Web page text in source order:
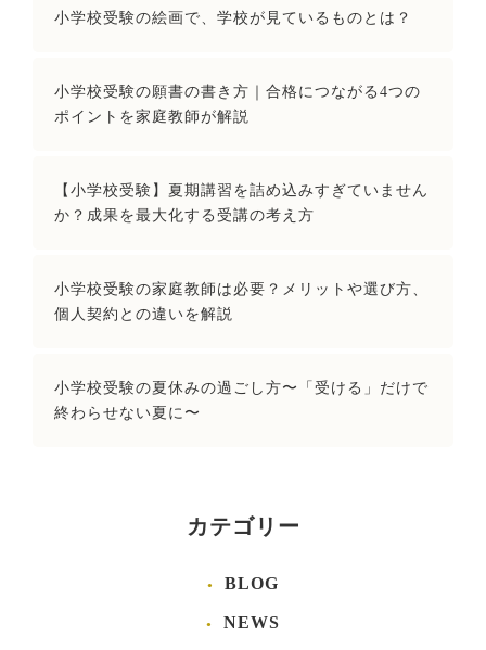
小学校受験の絵画で、学校が見ているものとは？
小学校受験の願書の書き方｜合格につながる4つの
ポイントを家庭教師が解説
【小学校受験】夏期講習を詰め込みすぎていません
か？成果を最大化する受講の考え方
小学校受験の家庭教師は必要？メリットや選び方、
個人契約との違いを解説
小学校受験の夏休みの過ごし方〜「受ける」だけで
終わらせない夏に〜
カテゴリー
BLOG
NEWS